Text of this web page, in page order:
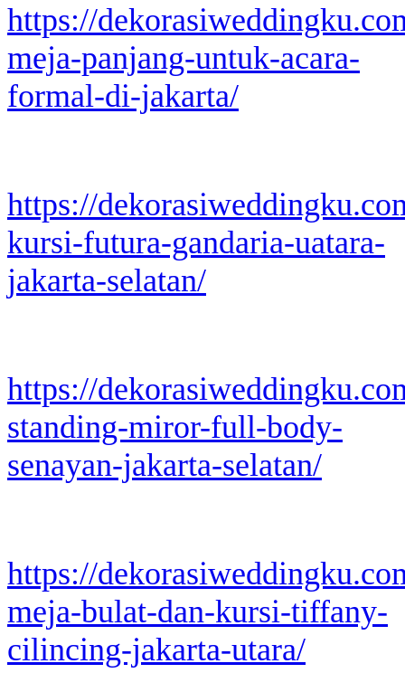
https://
meja-panjang-untuk-acara-
formal-di-jakarta/
https://
kursi-futura-gandaria-uatara-
jakarta-selatan/
https://
standing-miror-full-body-
senayan-jakarta-selatan/
https://
meja-bulat-dan-kursi-tiffany-
cilincing-jakarta-utara/